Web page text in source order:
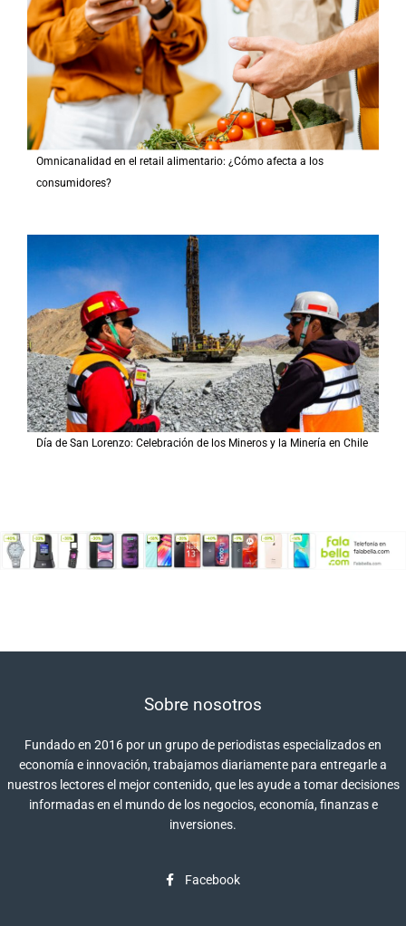
Omnicanalidad en el retail alimentario: ¿Cómo afecta a los
consumidores?
Día de San Lorenzo: Celebración de los Mineros y la Minería en Chile
Sobre nosotros
Fundado en 2016 por un grupo de periodistas especializados en
economía e innovación, trabajamos diariamente para entregarle a
nuestros lectores el mejor contenido, que les ayude a tomar decisiones
informadas en el mundo de los negocios, economía, finanzas e
inversiones.
Facebook